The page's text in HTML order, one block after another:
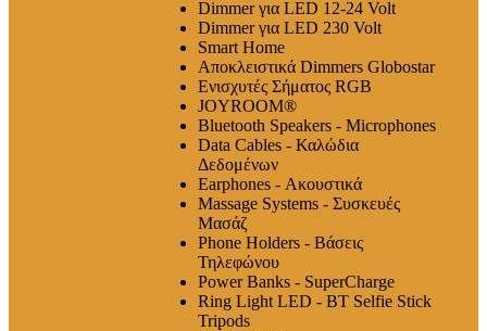
Dimmer για LED 12-24 Volt
Dimmer για LED 230 Volt
Smart Home
Αποκλειστικά Dimmers Globostar
Ενισχυτές Σήματος RGB
JOYROOM®
Bluetooth Speakers - Microphones
Data Cables - Καλώδια
Δεδομένων
Earphones - Ακουστικά
Massage Systems - Συσκευές
Μασάζ
Phone Holders - Βάσεις
Τηλεφώνου
Power Banks - SuperCharge
Ring Light LED - BT Selfie Stick
Tripods